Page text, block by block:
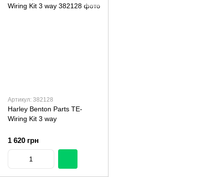
Артикул: 382128
Harley Benton Parts TE-
Wiring Kit 3 way
1 620 грн